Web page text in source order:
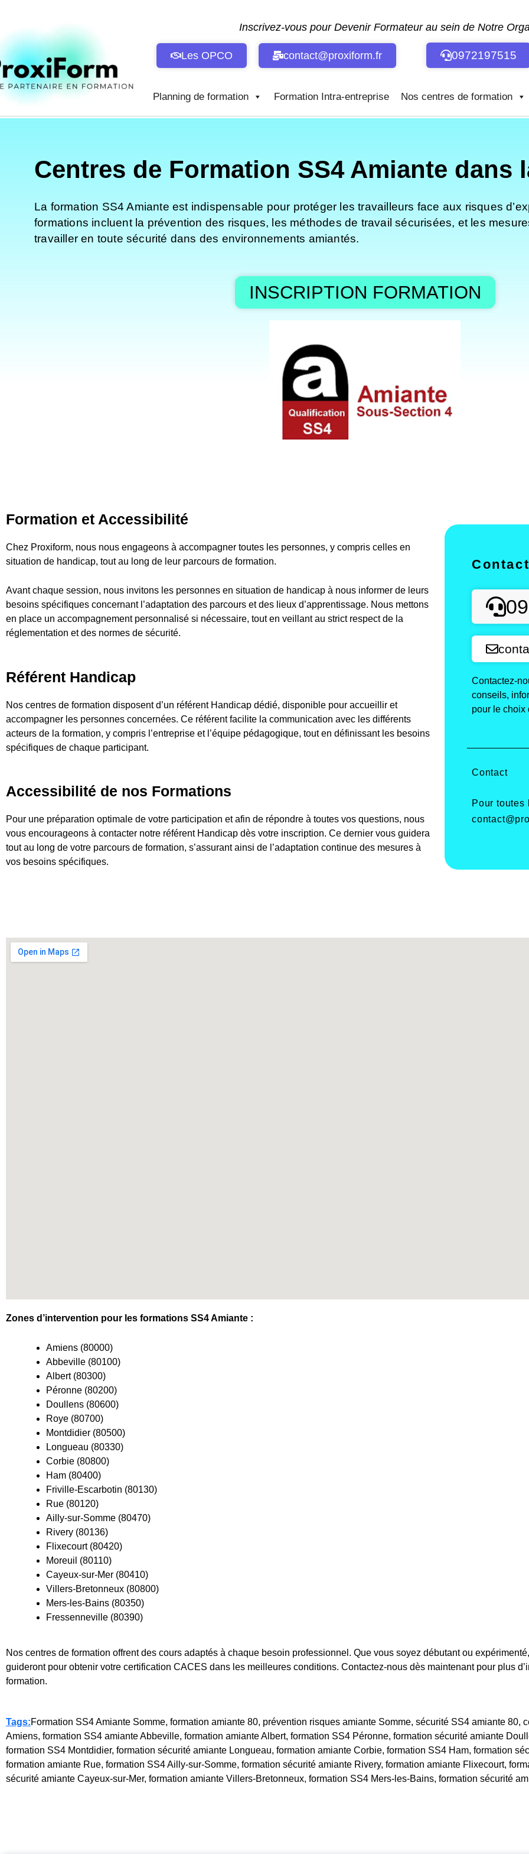
contenu
Inscrivez-vous pour Devenir Formateur au sein de Notre
Les OPCO contact@proxiform.fr 0972197515
Planning de formation Formation Intra-entreprise Nos centres de formation
Centres de Formation SS4 Amiante dans
La formation SS4 Amiante est indispensable pour protéger les travailleurs face aux risques
formations incluent la prévention des risques, les méthodes de travail sécurisées, et les
travailler en toute sécurité dans des environnements amiantés.
INSCRIPTION FORMATION
Formation et Accessibilité
Chez Proxiform, nous nous engageons à accompagner toutes les personnes, y compris celles en
situation de handicap, tout au long de leur parcours de formation.
Avant chaque session, nous invitons les personnes en situation de handicap à nous informer de leurs
besoins spécifiques concernant l’adaptation des parcours et des lieux d’apprentissage. Nous mettons
en place un accompagnement personnalisé si nécessaire, tout en veillant au strict respect de la
réglementation et des normes de sécurité.
Référent Handicap
Nos centres de formation disposent d’un référent Handicap dédié, disponible pour accueillir et
accompagner les personnes concernées. Ce référent facilite la communication avec les différents
acteurs de la formation, y compris l’entreprise et l’équipe pédagogique, tout en définissant les besoins
spécifiques de chaque participant.
Accessibilité de nos Formations
Pour une préparation optimale de votre participation et afin de répondre à toutes vos questions, nous
vous encourageons à contacter notre référent Handicap dès votre inscription. Ce dernier vous guidera
tout au long de votre parcours de formation, s’assurant ainsi de l’adaptation continue des mesures à
vos besoins spécifiques.
Contact
Contactez-
conseils,
pour le choix
Contact
Pour toutes
Zones d’intervention pour les formations SS4 Amiante :
Amiens (80000)
Abbeville (80100)
Albert (80300)
Péronne (80200)
Doullens (80600)
Roye (80700)
Montdidier (80500)
Longueau (80330)
Corbie (80800)
Ham (80400)
Friville-Escarbotin (80130)
Rue (80120)
Ailly-sur-Somme (80470)
Rivery (80136)
Flixecourt (80420)
Moreuil (80110)
Cayeux-sur-Mer (80410)
Villers-Bretonneux (80800)
Mers-les-Bains (80350)
Fressenneville (80390)
Nos centres de formation offrent des cours adaptés à chaque besoin professionnel. Que vous soyez débutant ou
guideront pour obtenir votre certification CACES dans les meilleures conditions. Contactez-nous dès maintenant pour plus
formation.
Tags:Formation SS4 Amiante Somme, formation amiante 80, prévention risques amiante Somme, sécurité SS4 amiante 80,
Amiens, formation SS4 amiante Abbeville, formation amiante Albert, formation SS4 Péronne, formation sécurité amiante
formation SS4 Montdidier, formation sécurité amiante Longueau, formation amiante Corbie, formation SS4 Ham, formation
formation amiante Rue, formation SS4 Ailly-sur-Somme, formation sécurité amiante Rivery, formation amiante Flixecourt,
sécurité amiante Cayeux-sur-Mer, formation amiante Villers-Bretonneux, formation SS4 Mers-les-Bains, formation sécurité